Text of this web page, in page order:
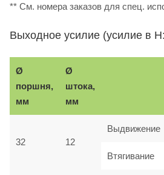
** См. номера заказов для спец.
Выходное усилие (усилие в
Ø
поршня,
мм
Ø
штока,
мм
32 12
Выдвижение
Втягивание